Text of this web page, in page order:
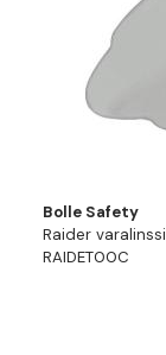
Bolle Safety
Raider varalinssi
RAIDET00C